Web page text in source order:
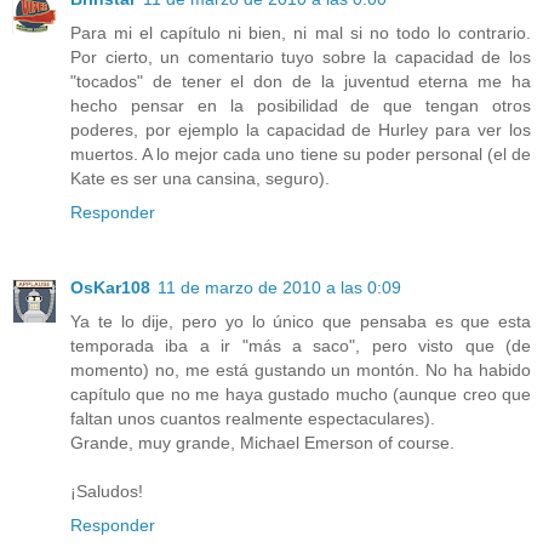
Para mi el capítulo ni bien, ni mal si no todo lo contrario.
Por cierto, un comentario tuyo sobre la capacidad de los
"tocados" de tener el don de la juventud eterna me ha
hecho pensar en la posibilidad de que tengan otros
poderes, por ejemplo la capacidad de Hurley para ver los
muertos. A lo mejor cada uno tiene su poder personal (el de
Kate es ser una cansina, seguro).
Responder
OsKar108 11 de marzo de 2010 a las 0:09
Ya te lo dije, pero yo lo único que pensaba es que esta
temporada iba a ir "más a saco", pero visto que (de
momento) no, me está gustando un montón. No ha habido
capítulo que no me haya gustado mucho (aunque creo que
faltan unos cuantos realmente espectaculares).
Grande, muy grande, Michael Emerson of course.
¡Saludos!
Responder